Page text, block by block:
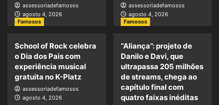
assessoriadefamosos
agosto 4, 2026
assessoriadefamosos
agosto 4, 2026
Famosos
School of Rock celebra
o Dia dos Pais com
experiência musical
gratuita no K-Platz
assessoriadefamosos
agosto 4, 2026
Famosos
“Aliança”: projeto de
Danilo e Davi, que
ultrapassa 205 milhões
de streams, chega ao
capítulo final com
quatro faixas inéditas